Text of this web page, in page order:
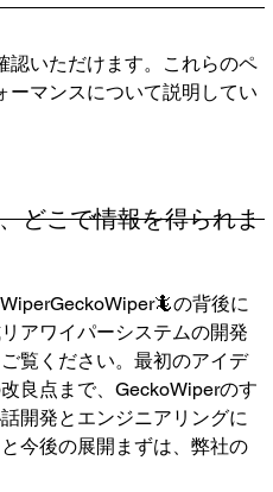
認いただけます。これらのペ
ーマンスについて説明してい
どこで情報を得られま
の背後に
アワイパーシステムの開発
覧ください。最初のアイデ
良点まで、GeckoWiperのす
開発とエンジニアリングに
今後の展開まずは、弊社の